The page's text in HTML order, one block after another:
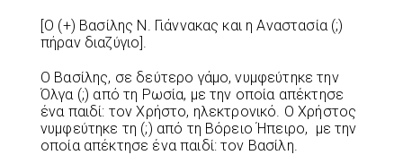
[Ο (+) Βασίλης Ν. Γιάννακας και η Αναστασία (;)
πήραν διαζύγιο].
Ο Βασίλης, σε δεύτερο γάμο, νυμφεύτηκε την
Όλγα (;) από τη Ρωσία, με την οποία απέκτησε
ένα παιδί: τον Χρήστο, ηλεκτρονικό. Ο Χρήστος
νυμφεύτηκε τη (;) από τη Βόρειο Ήπειρο, με την
οποία απέκτησε ένα παιδί: τον Βασίλη.